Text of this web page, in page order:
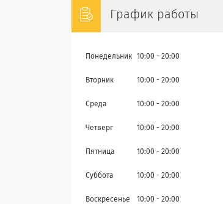
График работы
Понедельник 10:00 20:00
Вторник 10:00 20:00
Среда 10:00 20:00
Четверг 10:00 20:00
Пятница 10:00 20:00
Суббота 10:00 20:00
Воскресенье 10:00 20:00